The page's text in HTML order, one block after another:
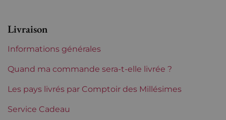
Châteaux de Bordeaux Rauzan Gassies
Livraison
Informations générales
Quand ma commande sera-t-elle livrée ?
Les pays livrés par Comptoir des Millésimes
Service Cadeau